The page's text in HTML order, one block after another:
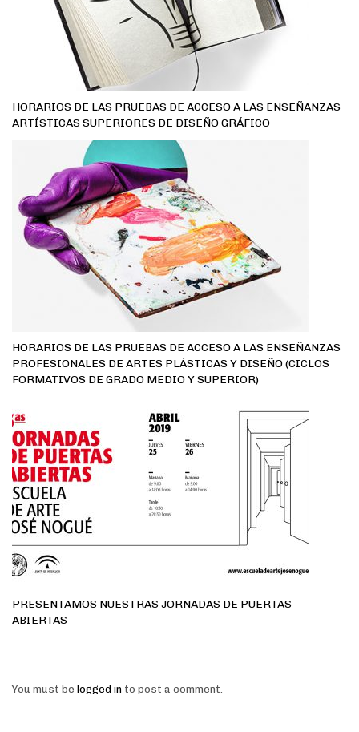
HORARIOS DE LAS PRUEBAS DE ACCESO A LAS ENSEÑANZAS
ARTÍSTICAS SUPERIORES DE DISEÑO GRÁFICO
HORARIOS DE LAS PRUEBAS DE ACCESO A LAS ENSEÑANZAS
PROFESIONALES DE ARTES PLÁSTICAS Y DISEÑO (CICLOS
FORMATIVOS DE GRADO MEDIO Y SUPERIOR)
PRESENTAMOS NUESTRAS JORNADAS DE PUERTAS
ABIERTAS
You must be logged in to post a comment.